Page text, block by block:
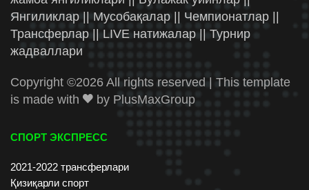
Янгиликлар || Мусобақалар || Чемпионатлар ||
Трансферлар || LIVE натижалар || Турнир
жадваллари
Copyright ©2026 All rights reserved | This template
is made with
by PlusMaxGroup
СПОРТ ЭКСПРЕСС
2021-2022 трансферлари
Қизиқарли спорт